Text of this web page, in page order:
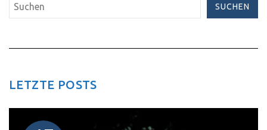
SUCHEN
LETZTE POSTS